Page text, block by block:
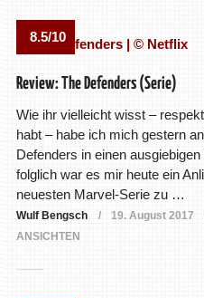
8.5/10
Review: The Defenders (Serie)
Wie ihr vielleicht wisst –
habt – habe ich mich gestern
Defenders in einen
folglich war es mir heute ein
neuesten Marvel-Serie zu …
Wulf Bengsch 19. August 2017
ANSICHTEN